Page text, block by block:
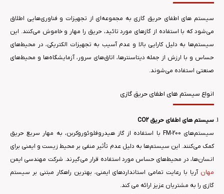
سیستم های اطفای حریق گازی به مجموعه‌ای از تجهیزات و فناوری‌هایی اطلاق
می‌شود که با استفاده از گازهای مورد تائید، حریق را مهار و خاموش می‌کنند. این
سیستم‌ها به دلیل کارایی بالا و عدم آسیب به تجهیزات الکتریکی، در محیط‌های
حساس و با ارزش از جمله دیتاسنترها، اتاق‌های سرور، آزمایشگاه‌ها و محیط‌های
صنعتی استفاده می‌شوند.
انواع سیستم های اطفای حریق گازی
سیستم های اطفای حریق CO2
سیستم‌های FM-200 با استفاده از گاز هیدروفلوئوروکربن، به مهار سریع حریق
کمک می‌کنند. این سیستم‌ها به دلیل عدم تأثیر منفی بر محیط زیست و ایمنی برای
انسان‌ها، در محیط‌های حساس مورد استفاده قرار می‌گیرند. شرکت مهندسی ایمن
مهان آریا با رعایت تمامی استانداردهای ایمنی، بهترین راهکار مبتنی بر سیستم
گازی را به مشتریان عزیز ارائه می کند.